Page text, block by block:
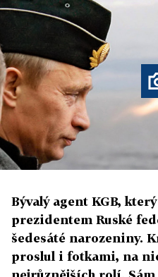
Bývalý agent KGB,
prezidentem Ruské
šedesáté narozeniny.
proslul i fotkami, na